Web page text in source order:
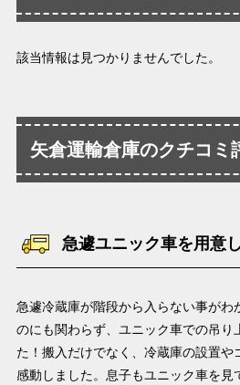
該当情報は見つかりませんでした。
矢倉運輸倉庫のクチコミ
急遽ユニック車を用意
急遽冷蔵庫が階段から入らない事がわ
のにも関わらず、ユニック車での吊り
た！搬入だけでなく、冷蔵庫の設置や
感動しました。息子もユニック車を見